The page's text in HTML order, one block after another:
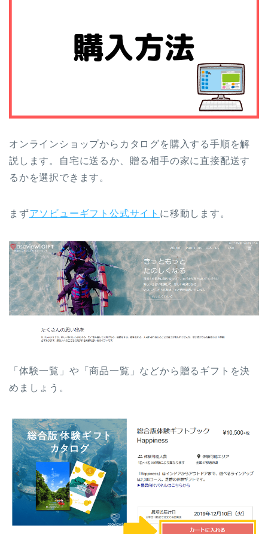
オンラインショップからカタログを購入する手順を解
説します。自宅に送るか、贈る相手の家に直接配送す
るかを選択できます。
まずアソビューギフト公式サイト に移動します。
「体験一覧」や「商品一覧」などから贈るギフトを決
めましょう。